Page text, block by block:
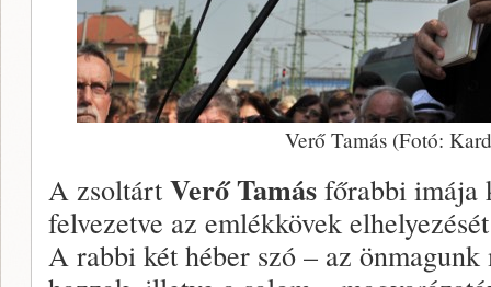
Verő Tamás (Fotó:
A zsoltárt Verő Tamás főrabbi imája
felvezetve az emlékkövek
A rabbi két héber szó – az